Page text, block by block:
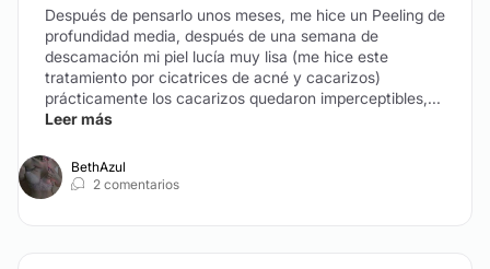
CONTACTAR
TRATAMIENTO ANTIACNÉ
acné, además de productos dermatológicos para uso
en casa y tener un mejor resultado con ese problema.
Después de pensarlo unos meses, me hice un Peeling de
profundidad media, después de una semana de
descamación mi piel lucía muy lisa (me hice este
tratamiento por cicatrices de acné y cacarizos)
prácticamente los cacarizos quedaron imperceptibles,...
Leer más
BethAzul
2 comentarios